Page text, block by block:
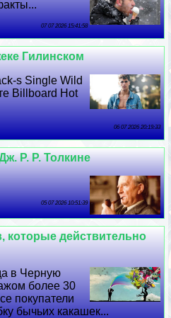
07 07 2026 15:41:58
Гилинском
s Single Wild
Billboard Hot
06 07 2026 20:19:33
Р. Р. Толкине
05 07 2026 10:51:39
которые действительно
в Черную
более 30
покупатели
бычьих какашек...